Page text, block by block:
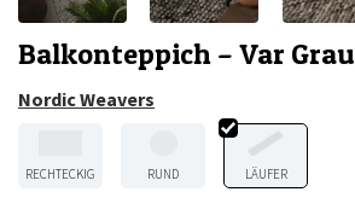
Balkonteppich – Var Grau
Nordic Weavers
RECHTECKIG RUND LÄUFER